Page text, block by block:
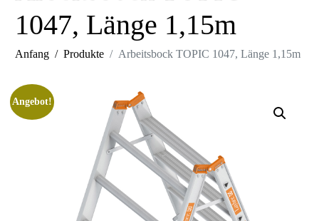
1047, Länge 1,15m
Anfang Produkte Arbeitsbock TOPIC 1047, Länge 1,15m
Angebot!